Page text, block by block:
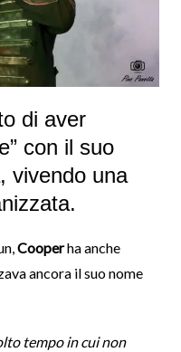
di aver
con il suo
vivendo una
Cooperha anche
ancora il suo nome
tempo in cui non